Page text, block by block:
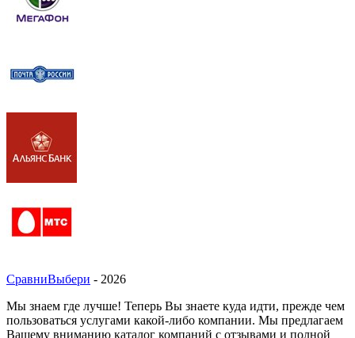
СравниВыбери - 2026
Мы знаем где лучше! Теперь Вы знаете куда идти, прежде чем
пользоваться услугами какой-либо компании. Мы предлагаем
Вашему вниманию каталог компаний с отзывами и полной